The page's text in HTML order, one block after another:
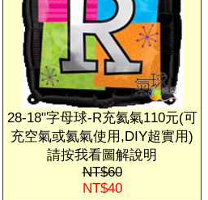
28-18"字母球-R充氦氣110元(可
充空氣或氦氣使用,DIY超實用)
請按我看圖解說明
NT$60
NT$40